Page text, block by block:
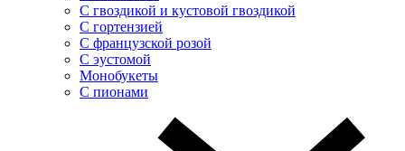
С гвоздикой и кустовой гвоздикой
С гортензией
С французской розой
С эустомой
Монобукеты
С пионами